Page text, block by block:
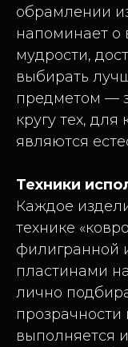
обрамлении
напоминает о
мудрости,
выбирать
предметом —
кругу тех, для
являются
Техники
Каждое
технике
филигранной
пластинами
лично
прозрачности
выполняется